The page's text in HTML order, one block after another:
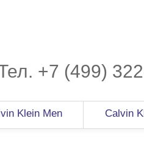
+7 (499)
Klein Men Calvin